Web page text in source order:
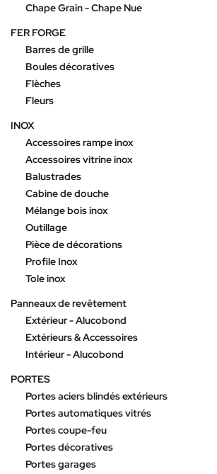
Chape Grain - Chape Nue
FER FORGE
Barres de grille
Boules décoratives
Flèches
Fleurs
INOX
Accessoires rampe inox
Accessoires vitrine inox
Balustrades
Cabine de douche
Mélange bois inox
Outillage
Pièce de décorations
Profile Inox
Tole inox
Panneaux de revêtement
Extérieur - Alucobond
Extérieurs & Accessoires
Intérieur - Alucobond
PORTES
Portes aciers blindés extérieurs
Portes automatiques vitrés
Portes coupe-feu
Portes décoratives
Portes garages